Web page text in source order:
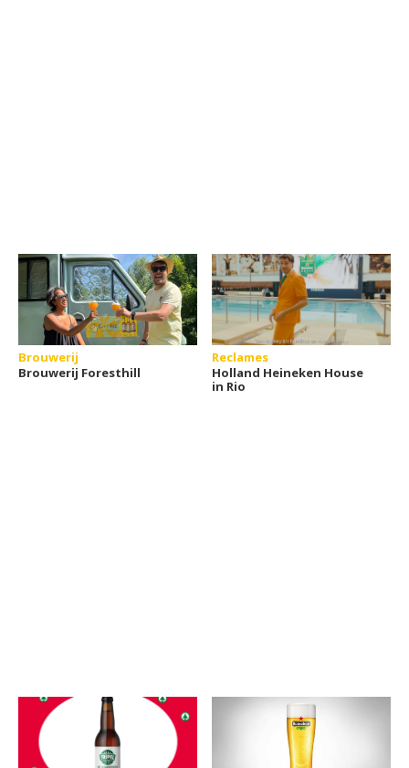
Brouwerij
Brouwerij Foresthill
Reclames
Holland Heineken House
in Rio